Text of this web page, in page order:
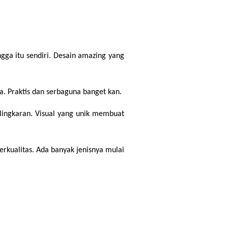
itu sendiri. Desain amazing yang
Praktis dan serbaguna banget kan.
Visual yang unik membuat
Ada banyak jenisnya mulai